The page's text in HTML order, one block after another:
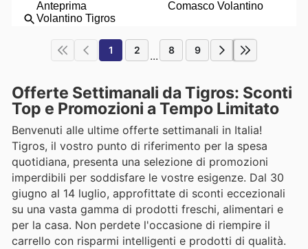
1 2 ... 8 9
Offerte Settimanali da Tigros: Sconti
Top e Promozioni a Tempo Limitato
Benvenuti alle ultime offerte settimanali in Italia!
Tigros, il vostro punto di riferimento per la spesa
quotidiana, presenta una selezione di promozioni
imperdibili per soddisfare le vostre esigenze. Dal 30
giugno al 14 luglio, approfittate di sconti eccezionali
su una vasta gamma di prodotti freschi, alimentari e
per la casa. Non perdete l'occasione di riempire il
carrello con risparmi intelligenti e prodotti di qualità.